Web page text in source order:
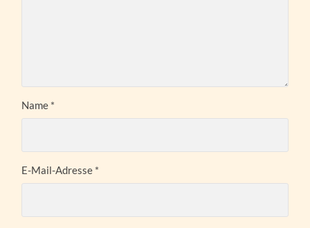
Name *
E-Mail-Adresse *